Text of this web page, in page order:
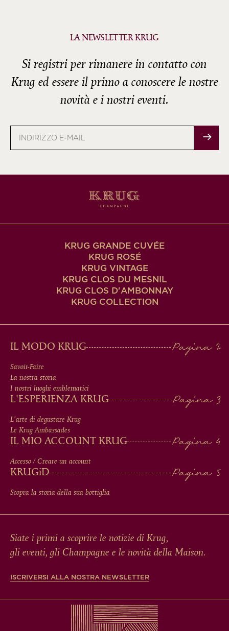
LA NEWSLETTER KRUG
Si registri per rimanere in contatto con
Krug ed essere il primo a conoscere le nostre
novità e i nostri eventi.
KRUG GRANDE CUVÉE
KRUG ROSÉ
KRUG VINTAGE
KRUG CLOS DU MESNIL
KRUG CLOS D'AMBONNAY
KRUG COLLECTION
MAIN
MEN
IN
FOOTER
IL MODO KRUG
Savoir-Faire
La nostra storia
I nostri luoghi emblematici
L'ESPERIENZA KRUG
L'arte di degustare Krug
Le Krug Ambassades
IL MIO ACCOUNT KRUG
Accesso / Creare un account
KRUGiD
Scopra la storia della sua bottiglia
Siate i primi a scoprire le notizie di Krug,
gli eventi, gli Champagne e le novità della Maison.
ISCRIVERSI ALLA NOSTRA NEWSLETTER